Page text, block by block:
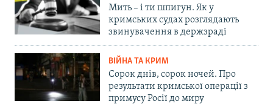
Мить – і ти шпигун. Як у
кримських судах розглядають
звинувачення в держзраді
ВІЙНА ТА КРИМ
Сорок днів, сорок ночей. Про
результати кримської операції з
примусу Росії до миру